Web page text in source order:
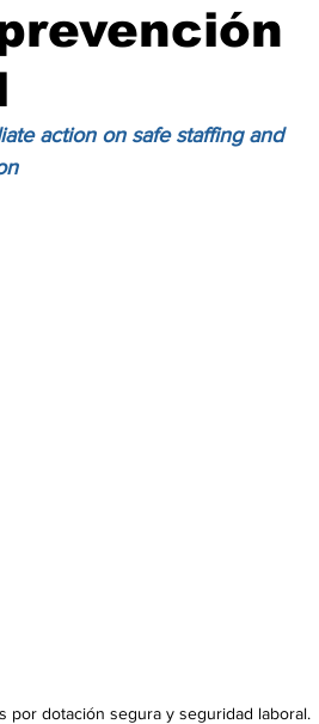
action on safe staffing and
por dotación segura y seguridad laboral.